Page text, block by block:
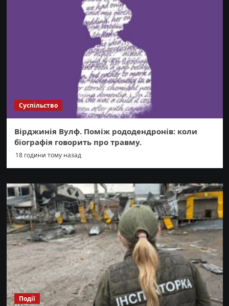
Суспільство
Вірджинія Вулф. Поміж рододендронів: коли
біографія говорить про травму.
18 години тому назад
Події